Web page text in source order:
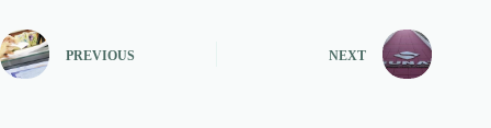
PREVIOUS NEXT